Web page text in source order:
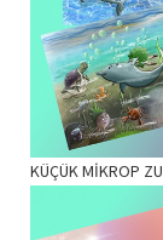
KÜÇÜK MİKROP